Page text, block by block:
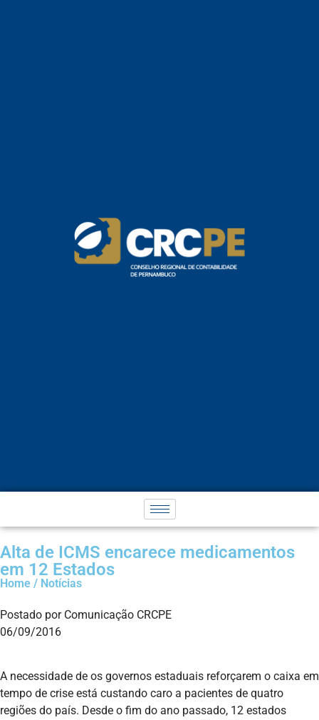
Alta de ICMS encarece medicamentos
em 12 Estados
Home / Notícias
Postado por Comunicação CRCPE
06/09/2016
A necessidade de os governos estaduais reforçarem o caixa em
tempo de crise está custando caro a pacientes de quatro
regiões do país. Desde o fim do ano passado, 12 estados